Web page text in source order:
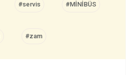
#servis #MİNİBÜS
#zam